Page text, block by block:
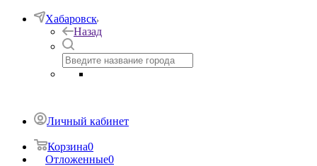
Хабаровск
Назад
Личный кабинет
Корзина0
Отложенные0